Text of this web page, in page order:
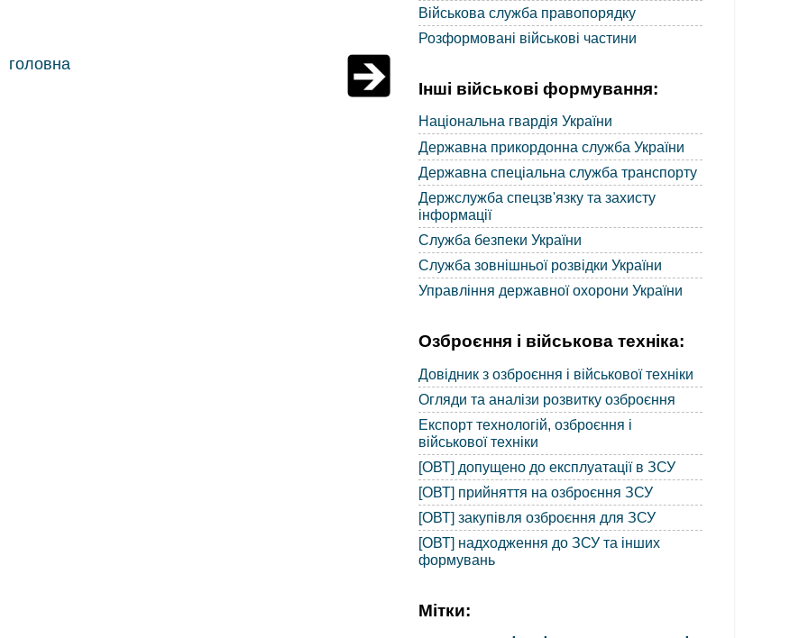
головна
Військова служба правопорядку
Розформовані військові частини
Інші військові формування:
Національна гвардія України
Державна прикордонна служба України
Державна спеціальна служба транспорту
Держслужба спецзв'язку та захисту
інформації
Служба безпеки України
Служба зовнішньої розвідки України
Управління державної охорони України
Озброєння і військова техніка:
Довідник з озброєння і військової техніки
Огляди та аналізи розвитку озброєння
Експорт технологій, озброєння і
військової техніки
[ОВТ] допущено до експлуатації в ЗСУ
[ОВТ] прийняття на озброєння ЗСУ
[ОВТ] закупівля озброєння для ЗСУ
[ОВТ] надходження до ЗСУ та інших
формувань
Мітки: